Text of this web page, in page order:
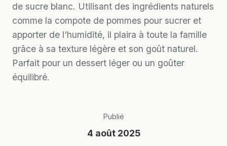
de sucre blanc. Utilisant des ingrédients naturels
comme la compote de pommes pour sucrer et
apporter de l'humidité, il plaira à toute la famille
grâce à sa texture légère et son goût naturel.
Parfait pour un dessert léger ou un goûter
équilibré.
Publié
4 août 2025